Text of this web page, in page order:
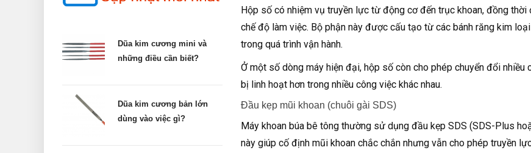
Hộp số có nhiệm vụ truyền lực từ động cơ đến trục khoan, đồng
chế độ làm việc. Bộ phận này được cấu tạo từ các bánh răng kim
trong quá trình vận hành.
Ở một số dòng máy hiện đại, hộp số còn cho phép chuyển đổi
bị linh hoạt hơn trong nhiều công việc khác nhau.
Đầu kẹp mũi khoan (chuôi gài SDS)
Máy khoan búa bê tông thường sử dụng đầu kẹp SDS (SDS-Plus
này giúp cố định mũi khoan chắc chắn nhưng vẫn cho phép truyền
Dũa kim cương mini và
những điều cần biết?
Dũa kim cương bản lớn
dùng vào việc gì?